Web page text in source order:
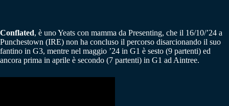
Conflated, è uno Yeats con mamma da Presenting, che il 16/10/’24 a
Punchestown (IRE) non ha concluso il percorso disarcionando il suo
fantino in G3, mentre nel maggio ’24 in G1 è sesto (9 partenti) ed
ancora prima in aprile è secondo (7 partenti) in G1 ad Aintree.